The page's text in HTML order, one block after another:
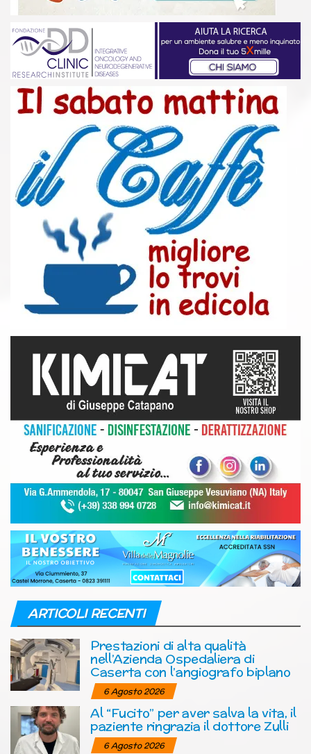
ARTICOLI RECENTI
Prestazioni di alta qualità
nell’Azienda Ospedaliera di
Caserta con l’angiografo biplano
6 Agosto 2026
Al “Fucito” per aver salva la vita, il
paziente ringrazia il dottore Zulli
6 Agosto 2026